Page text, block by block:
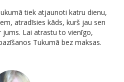
tiek atjaunoti katru dienu,
atradīsies kāds, kurš jau sen
jums. Lai atrastu to vienīgo,
Tukumā bez maksas.